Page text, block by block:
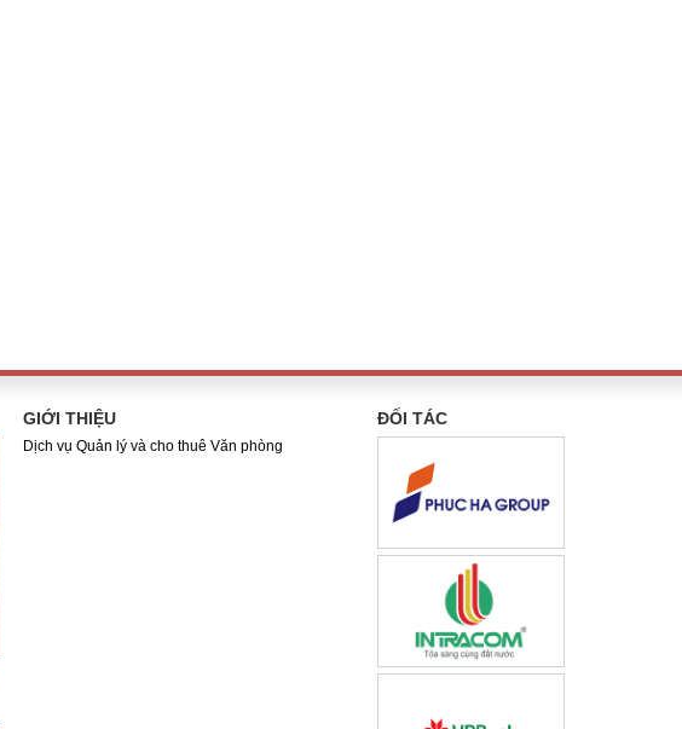
GIỚI THIỆU
Dịch vụ Quản lý và cho thuê Văn phòng
ĐỐI TÁC